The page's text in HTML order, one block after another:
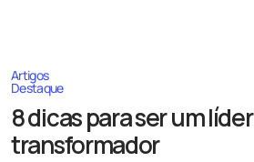
Artigos
Destaque
8 dicas para ser um líder
transformador